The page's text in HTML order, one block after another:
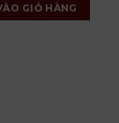
GIỎ HÀNG